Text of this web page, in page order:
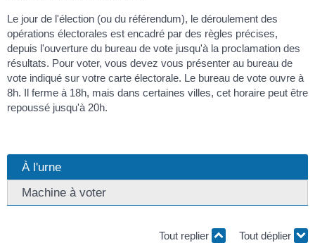
Le jour de l'élection (ou du référendum), le déroulement des
opérations électorales est encadré par des règles précises,
depuis l'ouverture du bureau de vote jusqu'à la proclamation des
résultats. Pour voter, vous devez vous présenter au bureau de
vote indiqué sur votre carte électorale. Le bureau de vote ouvre à
8h. Il ferme à 18h, mais dans certaines villes, cet horaire peut être
repoussé jusqu'à 20h.
À l'urne
Machine à voter
Tout replier Tout déplier